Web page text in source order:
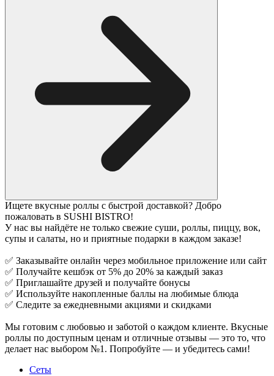
Ищете вкусные роллы с быстрой доставкой? Добро
пожаловать в SUSHI BISTRO!
У нас вы найдёте не только свежие суши, роллы, пиццу, вок,
супы и салаты, но и приятные подарки в каждом заказе!
✅ Заказывайте онлайн через мобильное приложение или сайт
✅ Получайте кешбэк от 5% до 20% за каждый заказ
✅ Приглашайте друзей и получайте бонусы
✅ Используйте накопленные баллы на любимые блюда
✅ Следите за ежедневными акциями и скидками
Мы готовим с любовью и заботой о каждом клиенте. Вкусные
роллы по доступным ценам и отличные отзывы — это то, что
делает нас выбором №1. Попробуйте — и убедитесь сами!
Сеты